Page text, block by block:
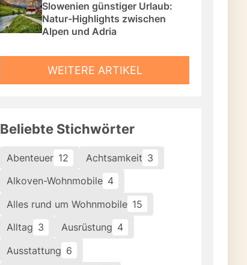
Slowenien günstiger Urlaub:
Natur-Highlights zwischen
Alpen und Adria
WEITERE ARTIKEL
Beliebte Stichwörter
Abenteuer 12 Achtsamkeit 3
Alkoven-Wohnmobile 4
Alles rund um Wohnmobile 15
Alltag 3 Ausrüstung 4
Ausstattung 6